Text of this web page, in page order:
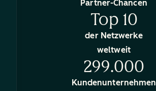
Partner-Chancen
Top 10
der Netzwerke
weltweit
299.000
Kundenunternehmen